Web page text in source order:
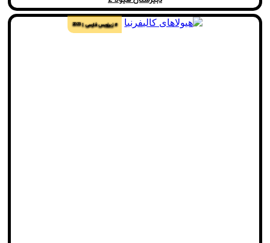
# زیرنویس فارسی 2023